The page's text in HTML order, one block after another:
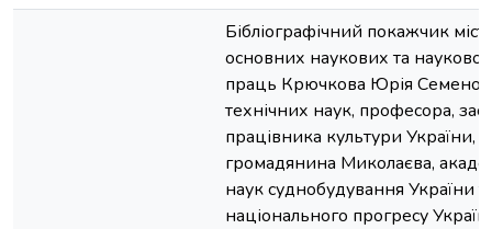
Бібліографічний покажчик
основних наукових та
праць Крючкова Юрія
технічних наук, професора,
працівника культури України,
громадянина Миколаєва,
наук суднобудування України
національного прогресу